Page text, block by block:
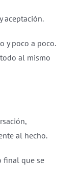
aceptación.
y poco a poco.
al mismo
al hecho.
final que se